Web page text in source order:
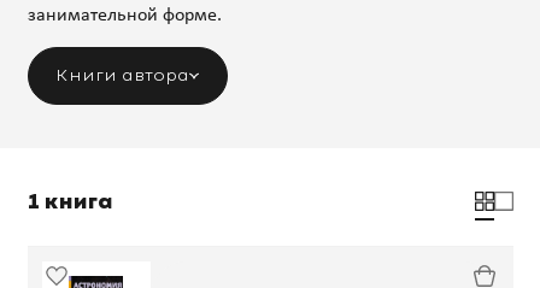
занимательной форме.
Книги автора
1 книга